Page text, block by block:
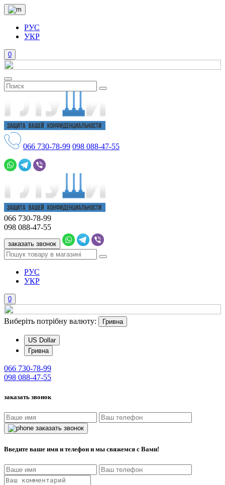
РУС
УКР
0
066 730-78-99 098 088-47-55
066 730-78-99
098 088-47-55
заказать звонок
РУС
УКР
0
Виберіть потрібну валюту: Гривна
US Dollar
Гривна
066 730-78-99
098 088-47-55
заказать звонок
заказать звонок
Введите ваше имя и телефон и мы свяжемся с Вами!